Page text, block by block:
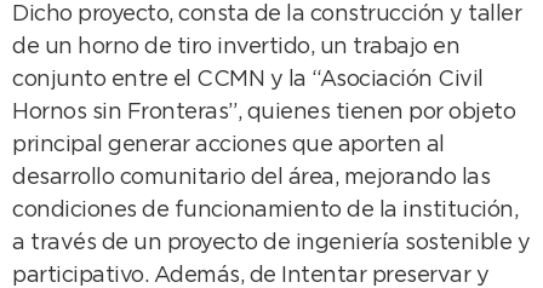
Dicho proyecto, consta de la construcción y taller
de un horno de tiro invertido, un trabajo en
conjunto entre el CCMN y la “Asociación Civil
Hornos sin Fronteras”, quienes tienen por objeto
principal generar acciones que aporten al
desarrollo comunitario del área, mejorando las
condiciones de funcionamiento de la institución,
a través de un proyecto de ingeniería sostenible y
participativo. Además, de Intentar preservar y